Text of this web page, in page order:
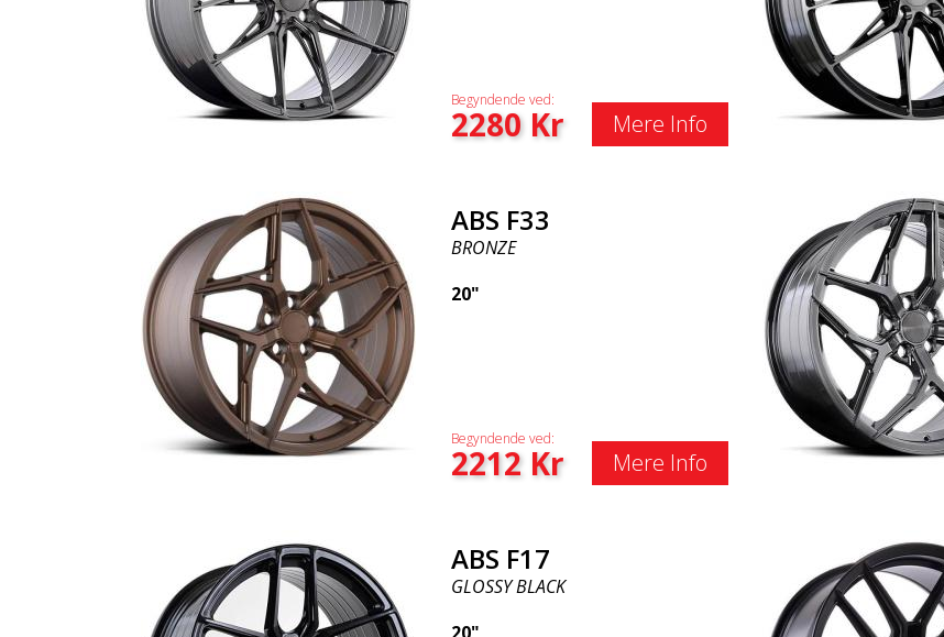
Begyndende ved:
2280Kr Mere Info
ABS F33
BRONZE
20"
Begyndende ved:
2212Kr Mere Info
ABS F17
GLOSSY BLACK